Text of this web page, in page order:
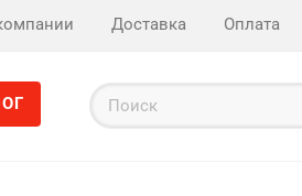
Доставка Оплата